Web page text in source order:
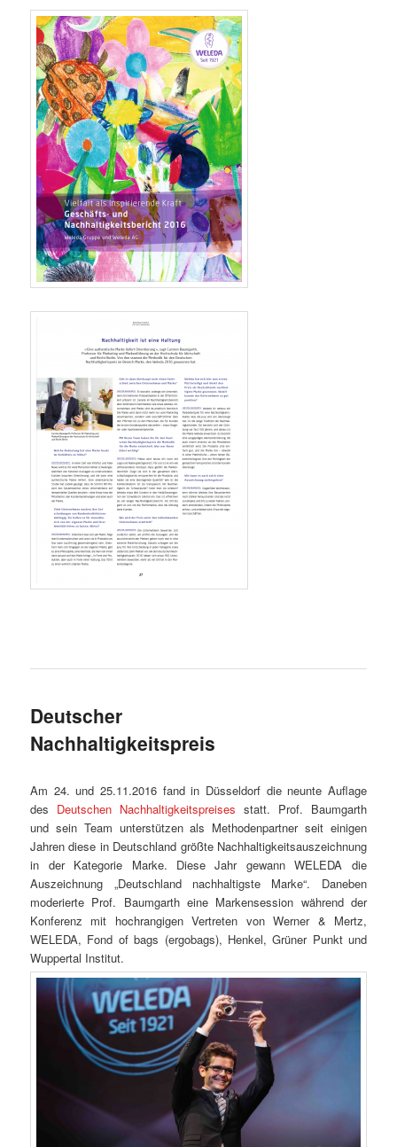
Deutscher
Nachhaltigkeitspreis
Am 24. und 25.11.2016 fand in Düsseldorf die neunte Auflage
des Deutschen Nachhaltigkeitspreises statt. Prof. Baumgarth
und sein Team unterstützen als Methodenpartner seit einigen
Jahren diese in Deutschland größte Nachhaltigkeitsauszeichnung
in der Kategorie Marke. Diese Jahr gewann WELEDA die
Auszeichnung „Deutschland nachhaltigste Marke“. Daneben
moderierte Prof. Baumgarth eine Markensession während der
Konferenz mit hochrangigen Vertreten von Werner & Mertz,
WELEDA, Fond of bags (ergobags), Henkel, Grüner Punkt und
Wuppertal Institut.